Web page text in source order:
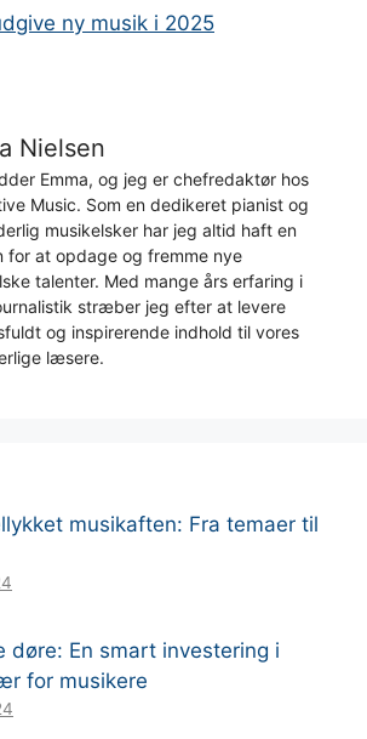
ny musik i 2025
Nielsen
Emma, og jeg er chefredaktør hos
Music. Som en dedikeret pianist og
musikelsker har jeg altid haft en
for at opdage og fremme nye
talenter. Med mange års erfaring i
stræber jeg efter at levere
og inspirerende indhold til vores
læsere.
musikaften: Fra temaer til
døre: En smart investering i
for musikere